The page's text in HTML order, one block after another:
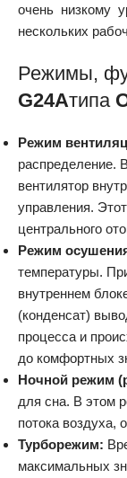
очень низкому
нескольких
Режимы,
G24Aтипа
Режим
распределение.
вентилятор
управления.
центрального
Режим
температуры.
внутреннем
(конденсат)
процесса и
до комфортных
Ночной режим
для сна. В этом
потока воздуха,
Турборежим:
максимальных